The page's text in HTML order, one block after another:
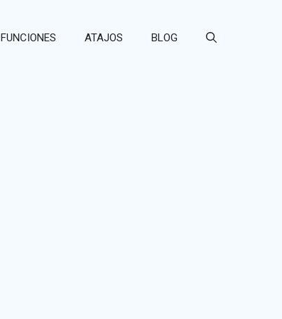
FUNCIONES ATAJOS BLOG